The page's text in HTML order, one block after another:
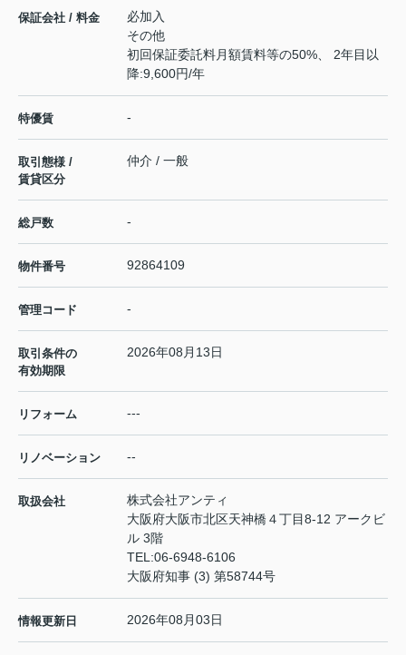
保証会社 / 料金
必加入
その他
初回保証委託料月額賃料等の50%、 2年目以
降:9,600円/年
特優賃 -
取引態様 /
賃貸区分
仲介 / 一般
総戸数 -
物件番号 92864109
管理コード -
取引条件の
有効期限
2026年08月13日
リフォーム ---
リノベーション --
取扱会社
株式会社アンティ
大阪府大阪市北区天神橋４丁目8-12 アークビ
ル 3階
TEL:06-6948-6106
大阪府知事 (3) 第58744号
情報更新日 2026年08月03日